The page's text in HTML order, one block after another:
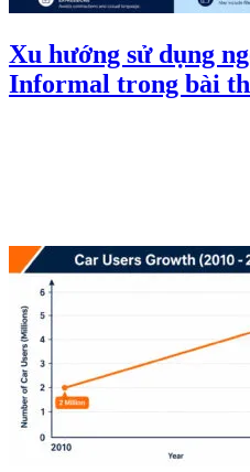
Xu hướng sử dụng
Informal trong bài